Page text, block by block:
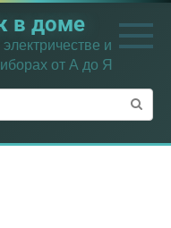
в доме
и
от А до Я